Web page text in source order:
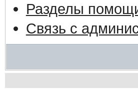
Разделы
Связь с